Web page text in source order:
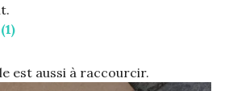
est aussi à raccourcir.